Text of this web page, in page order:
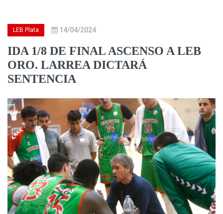
LEB Plata 14/04/2024
IDA 1/8 DE FINAL ASCENSO A LEB
ORO. LARREA DICTARÁ
SENTENCIA